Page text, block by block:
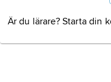
Är du lärare? Starta din